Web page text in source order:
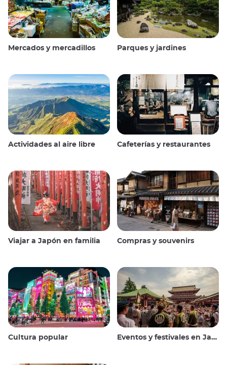
Mercados y mercadillos Parques y jardines
Actividades al aire libre Cafeterías y restaurantes
Viajar a Japón en familia Compras y souvenirs
Cultura popular Eventos y festivales en Japón